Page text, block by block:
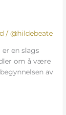
/@hildebeate
en slags
om å være
av